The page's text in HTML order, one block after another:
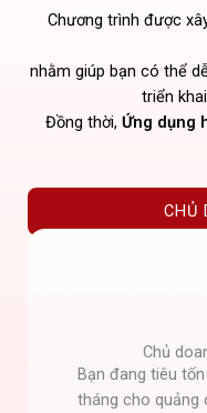
Chương trình được
nhằm giúp bạn có thể
triển
Đồng thời, Ứng dụng
CHỦ
Chủ
Bạn đang tiêu
tháng cho quảng